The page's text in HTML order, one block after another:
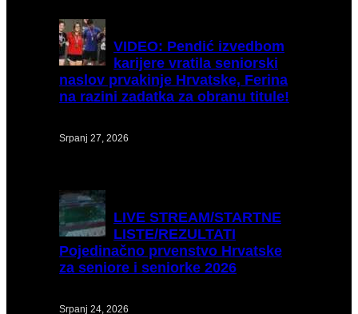
VIDEO: Pendić izvedbom
karijere vratila seniorski
naslov prvakinje Hrvatske, Ferina
na razini zadatka za obranu titule!
Srpanj 27, 2026
LIVE STREAM/STARTNE
LISTE/REZULTATI
Pojedinačno prvenstvo Hrvatske
za seniore i seniorke 2026
Srpanj 24, 2026